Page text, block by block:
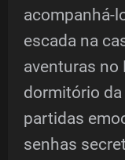
acompanhá-
escada na
aventuras no
dormitório
partidas
senhas